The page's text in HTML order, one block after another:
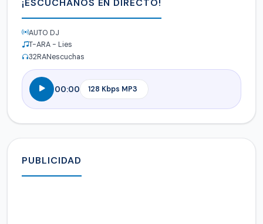
AUTO DJ
T-ARA - Lies
32RANescuchas
00:00
PUBLICIDAD